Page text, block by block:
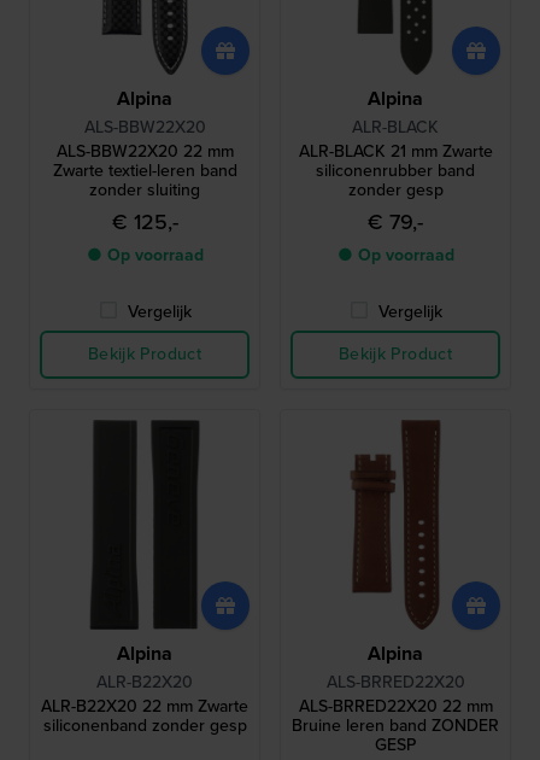
Alpina
ALS-BBW22X20
ALS-BBW22X20 22 mm
Zwarte textiel-leren band
zonder sluiting
€ 125,-
● Op voorraad
Vergelijk
Bekijk Product
Alpina
ALR-BLACK
ALR-BLACK 21 mm Zwarte
siliconenrubber band
zonder gesp
€ 79,-
● Op voorraad
Vergelijk
Bekijk Product
Alpina
ALR-B22X20
ALR-B22X20 22 mm Zwarte
siliconenband zonder gesp
Alpina
ALS-BRRED22X20
ALS-BRRED22X20 22 mm
Bruine leren band ZONDER
GESP